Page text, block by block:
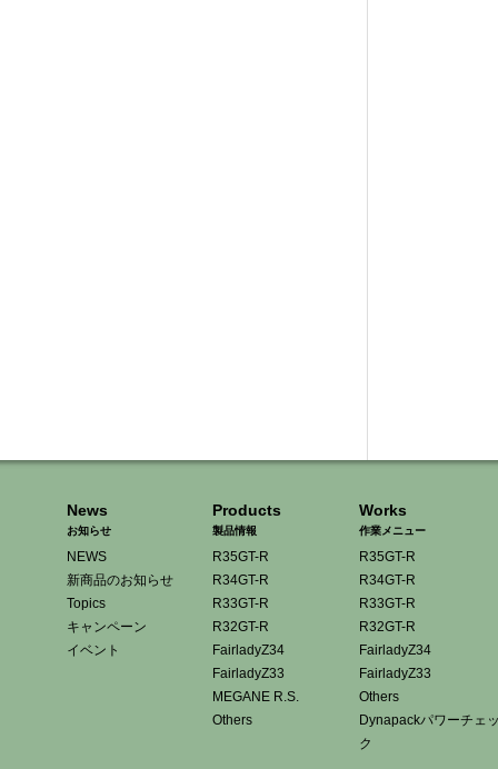
News
お知らせ
NEWS
新商品のお知らせ
Topics
キャンペーン
イベント
Products
製品情報
R35GT-R
R34GT-R
R33GT-R
R32GT-R
FairladyZ34
FairladyZ33
MEGANE R.S.
Others
Works
作業メニュー
R35GT-R
R34GT-R
R33GT-R
R32GT-R
FairladyZ34
FairladyZ33
Others
Dynapackパワーチェ
ク